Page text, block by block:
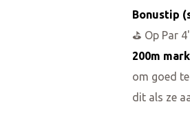
Bonustip
⛳ Op Par
200m
om goed
dit als ze